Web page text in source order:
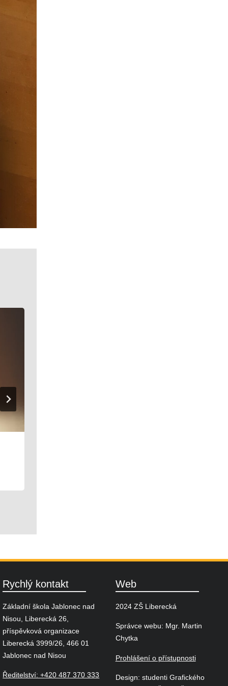
Rychlý kontakt
Základní škola Jablonec nad
Nisou, Liberecká 26,
příspěvková organizace
Liberecká 3999/26, 466 01
Jablonec nad Nisou
Ředitelství: +420 487 370 333
Web
2024 ZŠ Liberecká
Správce webu: Mgr. Martin
Chytka
Prohlášení o přístupnosti
Design: studenti Grafického